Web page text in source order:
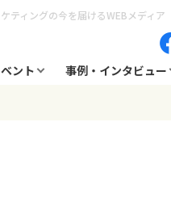
ティングの今を届けるWEBメディア
ント 事例・インタビュー